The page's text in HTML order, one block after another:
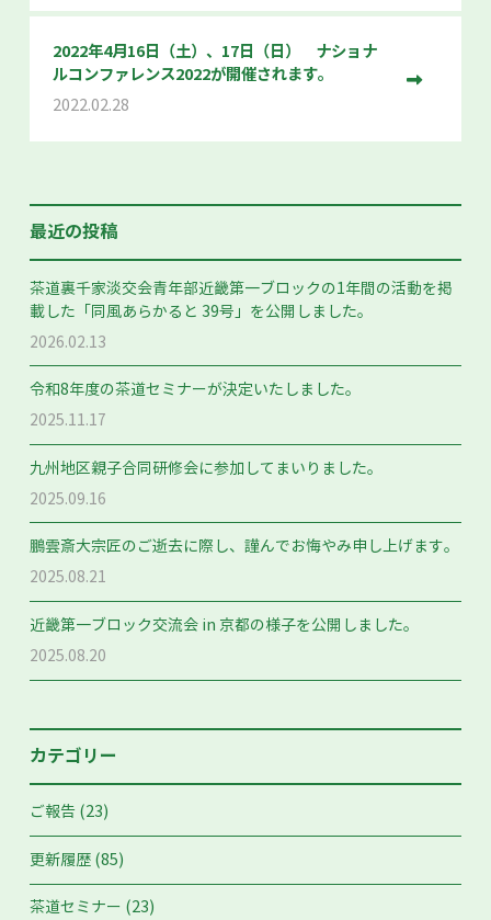
最近の投稿
茶道裏千家淡交会青年部近畿第一ブロックの1年間の活動を掲
載した「同風あらかると 39号」を公開しました。
2026.02.13
令和8年度の茶道セミナーが決定いたしました。
2025.11.17
九州地区親子合同研修会に参加してまいりました。
2025.09.16
鵬雲斎大宗匠のご逝去に際し、謹んでお悔やみ申し上げます。
2025.08.21
近畿第一ブロック交流会 in 京都の様子を公開しました。
2025.08.20
カテゴリー
ご報告(23)
更新履歴(85)
茶道セミナー (23)
2022年4月16日（土）、17日（日） ナショナ
ルコンファレンス2022が開催されます。
2022.02.28